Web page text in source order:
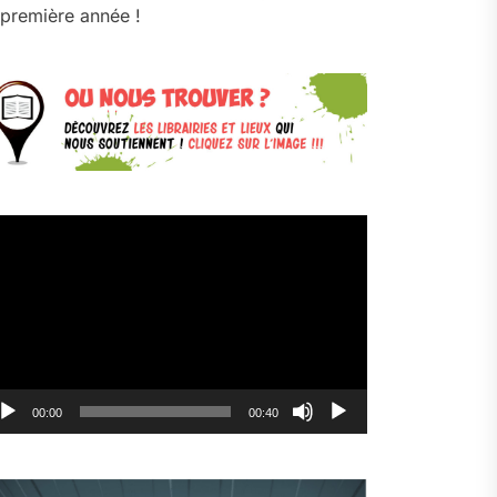
première année !
00:00 00:40